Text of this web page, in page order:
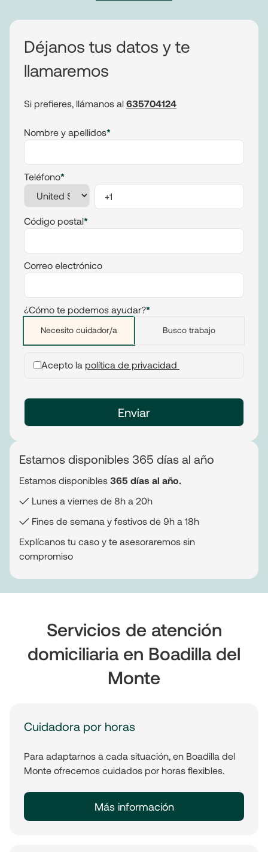
Déjanos tus datos y te
llamaremos
Si prefieres, llámanos al 635704124
Nombre y apellidos*
Teléfono*
Código postal*
Correo electrónico
¿Cómo te podemos ayudar?*
Necesito cuidador/a Busco trabajo
Acepto la política de privacidad
Estamos disponibles 365 días al año
Estamos disponibles 365 días al año.
✓ Lunes a viernes de 8h a 20h
✓ Fines de semana y festivos de 9h a 18h
Explícanos tu caso y te asesoraremos sin
compromiso
Servicios de atención
domiciliaria en Boadilla del
Monte
Cuidadora por horas
Para adaptarnos a cada situación, en Boadilla del
Monte ofrecemos cuidados por horas flexibles.
Más información